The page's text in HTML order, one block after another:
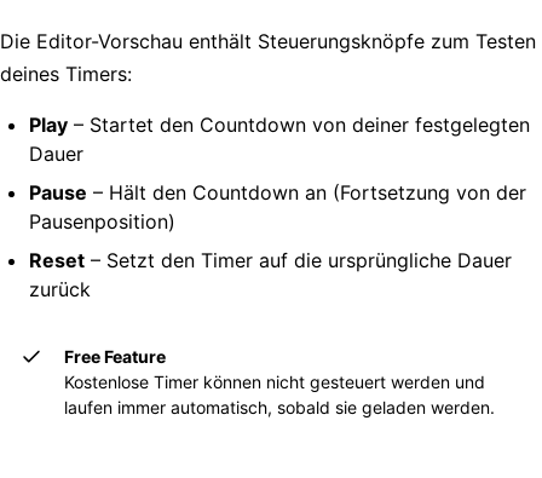
Die Editor-Vorschau enthält Steuerungsknöpfe zum Testen
deines Timers:
Play – Startet den Countdown von deiner festgelegten
Dauer
Pause – Hält den Countdown an (Fortsetzung von der
Pausenposition)
Reset – Setzt den Timer auf die ursprüngliche Dauer
zurück
Free Feature
Kostenlose Timer können nicht gesteuert werden und
laufen immer automatisch, sobald sie geladen werden.